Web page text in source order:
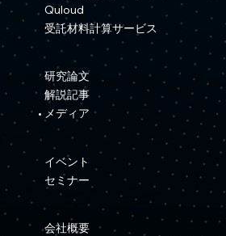
Quloud
受託材料計算サービス
研究論文
解説記事
メディア
イベント
セミナー
会社概要